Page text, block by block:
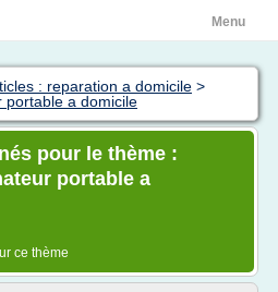
Menu
: reparation a domicile >
portable a domicile
pour le thème :
portable a
ce thème